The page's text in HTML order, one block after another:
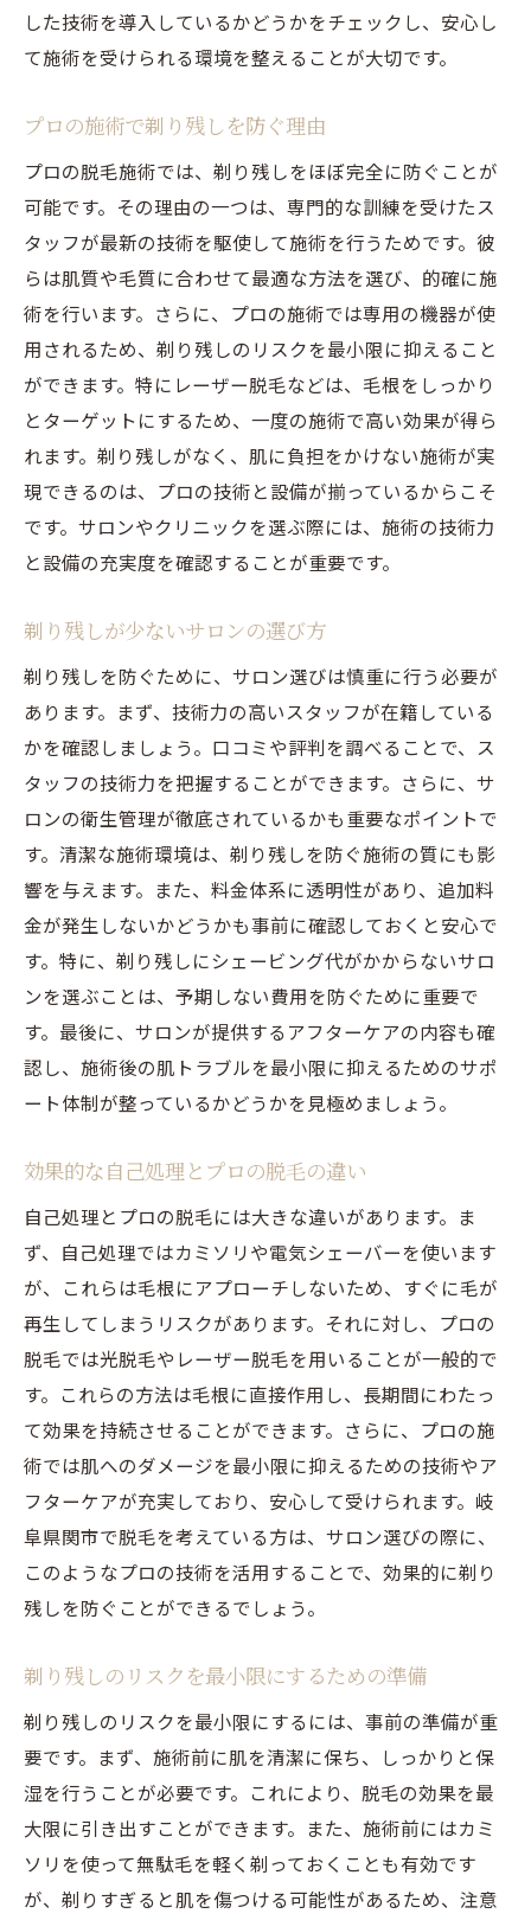
した技術を導入しているかどうかをチェックし、安心し
て施術を受けられる環境を整えることが大切です。
プロの施術で剃り残しを防ぐ理由
プロの脱毛施術では、剃り残しをほぼ完全に防ぐことが
可能です。その理由の一つは、専門的な訓練を受けたス
タッフが最新の技術を駆使して施術を行うためです。彼
らは肌質や毛質に合わせて最適な方法を選び、的確に施
術を行います。さらに、プロの施術では専用の機器が使
用されるため、剃り残しのリスクを最小限に抑えること
ができます。特にレーザー脱毛などは、毛根をしっかり
とターゲットにするため、一度の施術で高い効果が得ら
れます。剃り残しがなく、肌に負担をかけない施術が実
現できるのは、プロの技術と設備が揃っているからこそ
です。サロンやクリニックを選ぶ際には、施術の技術力
と設備の充実度を確認することが重要です。
剃り残しが少ないサロンの選び方
剃り残しを防ぐために、サロン選びは慎重に行う必要が
あります。まず、技術力の高いスタッフが在籍している
かを確認しましょう。口コミや評判を調べることで、ス
タッフの技術力を把握することができます。さらに、サ
ロンの衛生管理が徹底されているかも重要なポイントで
す。清潔な施術環境は、剃り残しを防ぐ施術の質にも影
響を与えます。また、料金体系に透明性があり、追加料
金が発生しないかどうかも事前に確認しておくと安心で
す。特に、剃り残しにシェービング代がかからないサロ
ンを選ぶことは、予期しない費用を防ぐために重要で
す。最後に、サロンが提供するアフターケアの内容も確
認し、施術後の肌トラブルを最小限に抑えるためのサポ
ート体制が整っているかどうかを見極めましょう。
効果的な自己処理とプロの脱毛の違い
自己処理とプロの脱毛には大きな違いがあります。ま
ず、自己処理ではカミソリや電気シェーバーを使います
が、これらは毛根にアプローチしないため、すぐに毛が
再生してしまうリスクがあります。それに対し、プロの
脱毛では光脱毛やレーザー脱毛を用いることが一般的で
す。これらの方法は毛根に直接作用し、長期間にわたっ
て効果を持続させることができます。さらに、プロの施
術では肌へのダメージを最小限に抑えるための技術やア
フターケアが充実しており、安心して受けられます。岐
阜県関市で脱毛を考えている方は、サロン選びの際に、
このようなプロの技術を活用することで、効果的に剃り
残しを防ぐことができるでしょう。
剃り残しのリスクを最小限にするための準備
剃り残しのリスクを最小限にするには、事前の準備が重
要です。まず、施術前に肌を清潔に保ち、しっかりと保
湿を行うことが必要です。これにより、脱毛の効果を最
大限に引き出すことができます。また、施術前にはカミ
ソリを使って無駄毛を軽く剃っておくことも有効です
が、剃りすぎると肌を傷つける可能性があるため、注意